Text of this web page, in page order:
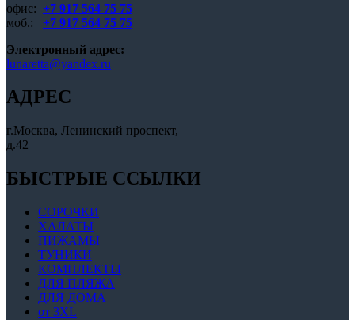
офис: +7 917 564 75 75
моб.: +7 917 564 75 75
Электронный адрес:
lunaretta@yandex.ru
АДРЕС
г.Москва, Ленинский проспект,
д.42
БЫСТРЫЕ ССЫЛКИ
СОРОЧКИ
ХАЛАТЫ
ПИЖАМЫ
ТУНИКИ
КОМПЛЕКТЫ
ДЛЯ ПЛЯЖА
ДЛЯ ДОМА
от 3XL